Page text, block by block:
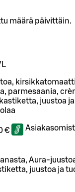
määrä päivittäin.
parmesaania,
juustoa ja
€
Aura-
juustoa ja